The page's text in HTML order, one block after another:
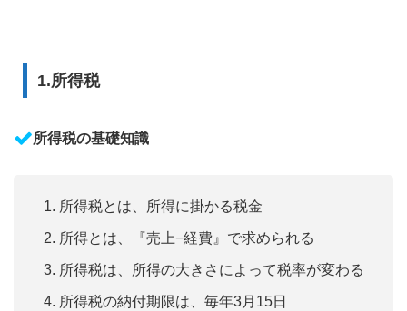
1.所得税
所得税の基礎知識
所得税とは、所得に掛かる税金
所得とは、『売上−経費』で求められる
所得税は、所得の大きさによって税率が変わる
所得税の納付期限は、毎年3月15日